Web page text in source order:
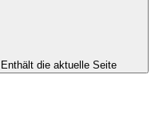
Enthält die aktuelle Seite